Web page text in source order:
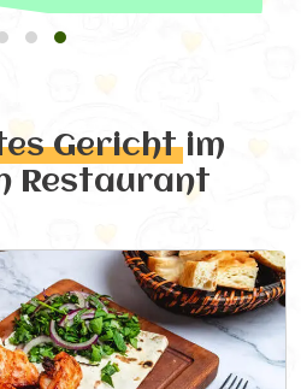
Gerichtim
Restaurant